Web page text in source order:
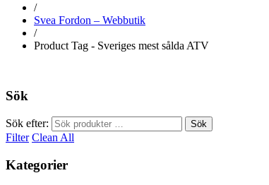
/
Svea Fordon – Webbutik
/
Product Tag - Sveriges mest sålda ATV
Sök
Sök efter: Sök
Filter Clean All
Kategorier